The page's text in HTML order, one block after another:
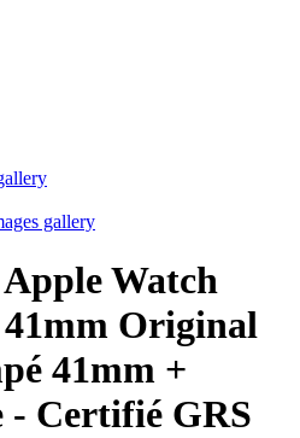
gallery
Watch
41mm Original
41mm +
- Certifié GRS